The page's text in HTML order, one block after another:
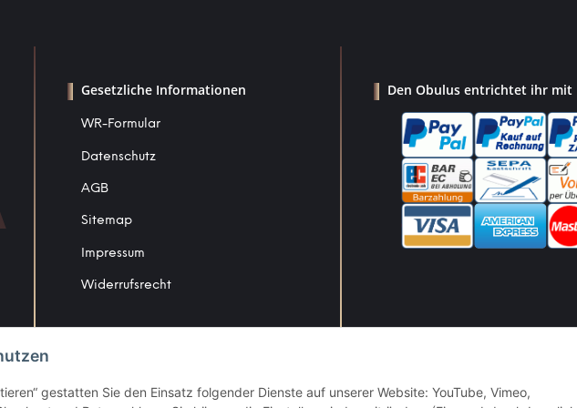
Gesetzliche Informationen
WR-Formular
Datenschutz
AGB
Sitemap
Impressum
Widerrufsrecht
Den Obulus entrichtet ihr mit
gestatten Sie den Einsatz folgender Dienste auf unserer Website: YouTube, Vimeo,